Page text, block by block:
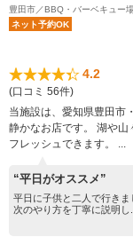
豊田市／BBQ・バーベキュー
ネット予約OK
4.2
(口コミ 56件)
当施設は、愛知県豊田市
静かなお店です。 湖や山
フレッシュできます。 ...
“平日がオススメ”
平日に子供と二人で行き
次のやり方を丁寧に説明し...